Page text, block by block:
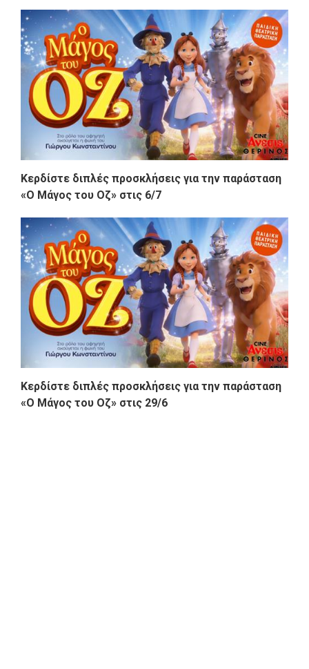
Κερδίστε διπλές προσκλήσεις για την παράσταση
«Ο Μάγος του Οζ» στις 6/7
Κερδίστε διπλές προσκλήσεις για την παράσταση
«Ο Μάγος του Οζ» στις 29/6